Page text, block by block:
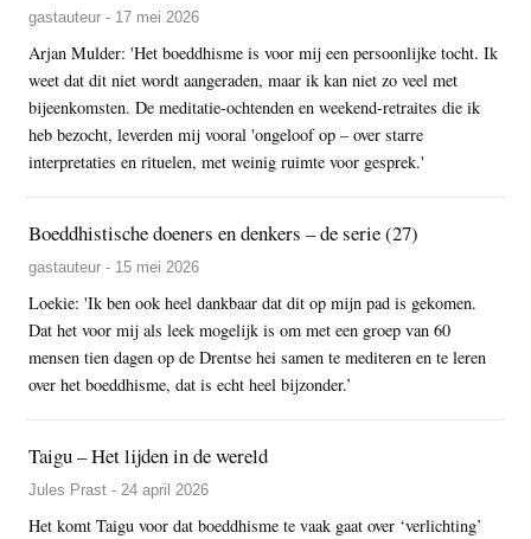
gastauteur - 17 mei 2026
Arjan Mulder: 'Het boeddhisme is voor mij een persoonlijke tocht. Ik
weet dat dit niet wordt aangeraden, maar ik kan niet zo veel met
bijeenkomsten. De meditatie-ochtenden en weekend-retraites die ik
heb bezocht, leverden mij vooral 'ongeloof op – over starre
interpretaties en rituelen, met weinig ruimte voor gesprek.'
Boeddhistische doeners en denkers – de serie (27)
gastauteur - 15 mei 2026
Loekie: 'Ik ben ook heel dankbaar dat dit op mijn pad is gekomen.
Dat het voor mij als leek mogelijk is om met een groep van 60
mensen tien dagen op de Drentse hei samen te mediteren en te leren
over het boeddhisme, dat is echt heel bijzonder.’
Taigu – Het lijden in de wereld
Jules Prast - 24 april 2026
Het komt Taigu voor dat boeddhisme te vaak gaat over ‘verlichting’